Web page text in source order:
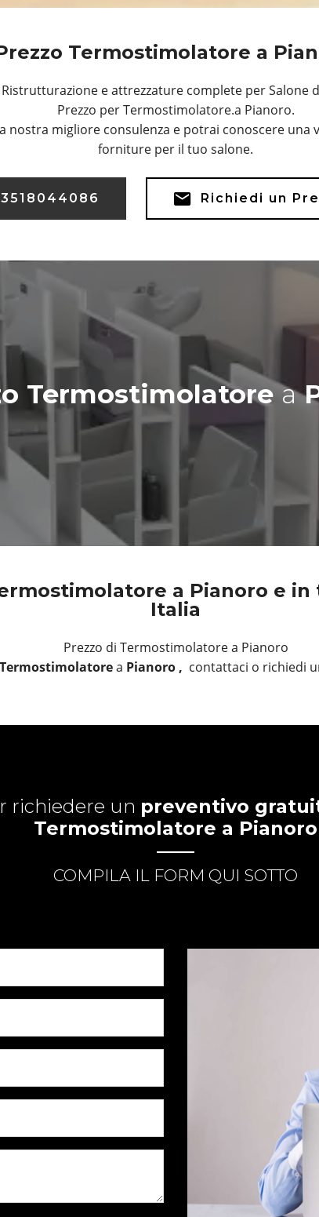
Termostimolatore a
e attrezzature complete per Salone
Prezzo per Termostimolatore.a Pianoro.
nostra migliore consulenza e potrai conoscere una
forniture per il tuo salone.
3518044086 Richiedi un
Termostimolatorea
a Pianoro e
Italia
Prezzo di Termostimolatore a Pianoro
a Pianoro , contattaci o richiedi
richiedere un preventivo
Termostimolatore a Pianoro
COMPILA IL FORM QUI SOTTO